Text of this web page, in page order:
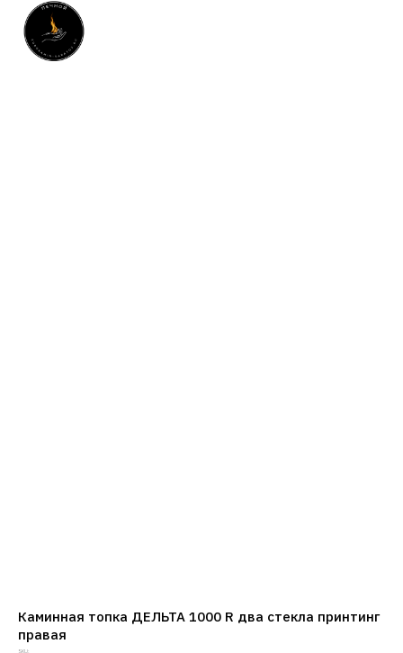
Каминная топка ДЕЛЬТА 1000 R два стекла принтинг
правая
SKU: